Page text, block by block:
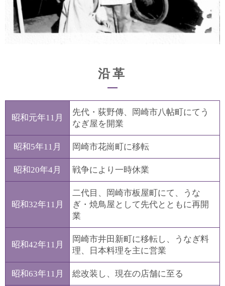
沿革
昭和元年11月
先代・荻野傳、岡崎市八帖町にてう
なぎ屋を開業
昭和5年11月 岡崎市花崗町に移転
昭和20年4月 戦争により一時休業
昭和32年11月
二代目、岡崎市板屋町にて、うな
ぎ・焼鳥屋として先代とともに再開
業
昭和42年11月
岡崎市井田新町に移転し、うなぎ料
理、日本料理を主に営業
昭和63年11月 総改装し、現在の店舗に至る